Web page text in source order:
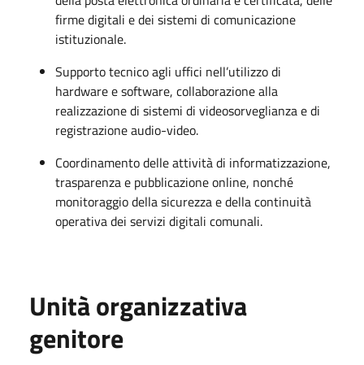
firme digitali e dei sistemi di comunicazione
istituzionale.
Supporto tecnico agli uffici nell’utilizzo di
hardware e software, collaborazione alla
realizzazione di sistemi di videosorveglianza e di
registrazione audio-video.
Coordinamento delle attività di informatizzazione,
trasparenza e pubblicazione online, nonché
monitoraggio della sicurezza e della continuità
operativa dei servizi digitali comunali.
Unità organizzativa
genitore